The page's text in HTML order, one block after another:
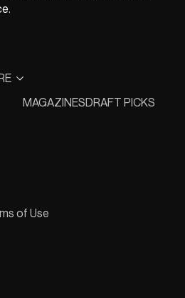
MAGAZINESDRAFT PICKS
of Use